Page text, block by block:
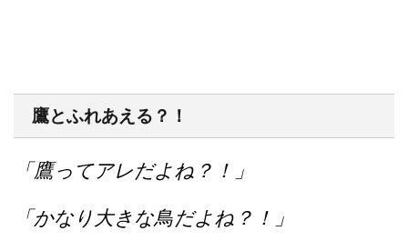
鷹とふれあえる？！
「鷹ってアレだよね？！」
「かなり大きな鳥だよね？！」